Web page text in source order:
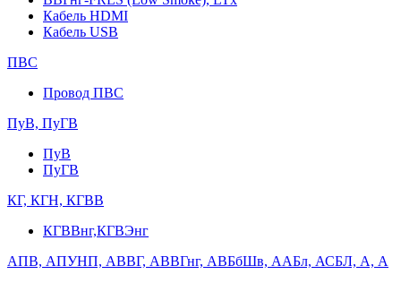
Кабель HDMI
Кабель USB
ПВС
Провод ПВС
ПуВ, ПуГВ
ПуВ
ПуГВ
КГ, КГН, КГВВ
КГВВнг,КГВЭнг
АПВ, АПУНП, АВВГ, АВВГнг, АВБбШв, ААБл, АСБЛ, А, А